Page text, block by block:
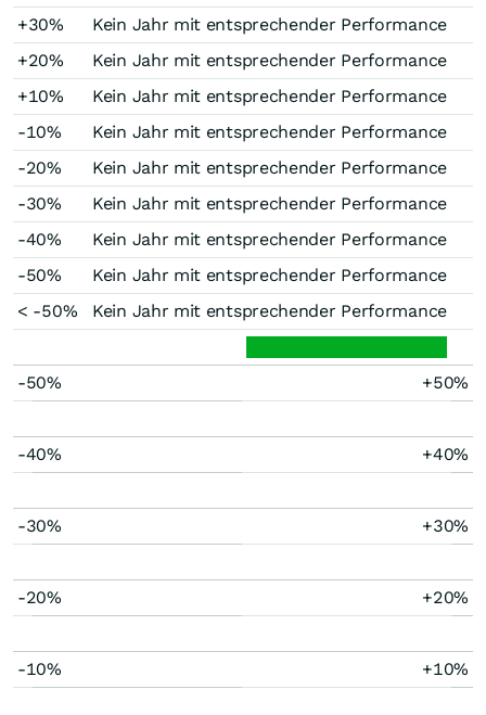
+30%
Kein Jahr mit entsprechender Performance
+20%
Kein Jahr mit entsprechender Performance
+10%
Kein Jahr mit entsprechender Performance
-10%
Kein Jahr mit entsprechender Performance
-20%
Kein Jahr mit entsprechender Performance
-30%
Kein Jahr mit entsprechender Performance
-40%
Kein Jahr mit entsprechender Performance
-50%
Kein Jahr mit entsprechender Performance
< -50%
Kein Jahr mit entsprechender Performance
-50% +50%
-40% +40%
-30% +30%
-20% +20%
-10% +10%